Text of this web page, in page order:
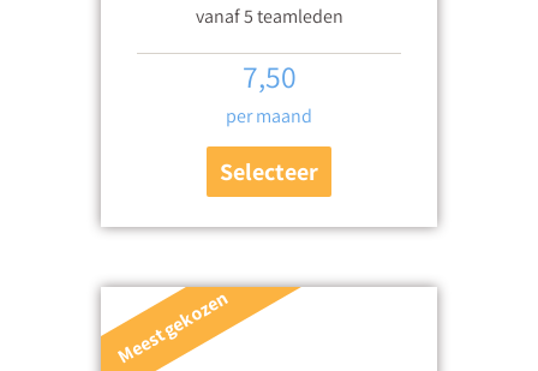
vanaf 5 teamleden
7,50
per maand
Selecteer
Meest gekozen